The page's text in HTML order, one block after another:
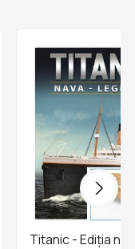
Titanic - Ediția